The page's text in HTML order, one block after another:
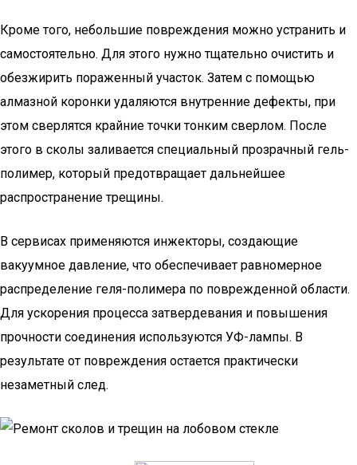
Кроме того, небольшие повреждения можно устранить и
самостоятельно. Для этого нужно тщательно очистить и
обезжирить пораженный участок. Затем с помощью
алмазной коронки удаляются внутренние дефекты, при
этом сверлятся крайние точки тонким сверлом. После
этого в сколы заливается специальный прозрачный гель-
полимер, который предотвращает дальнейшее
распространение трещины.
В сервисах применяются инжекторы, создающие
вакуумное давление, что обеспечивает равномерное
распределение геля-полимера по поврежденной области.
Для ускорения процесса затвердевания и повышения
прочности соединения используются УФ-лампы. В
результате от повреждения остается практически
незаметный след.